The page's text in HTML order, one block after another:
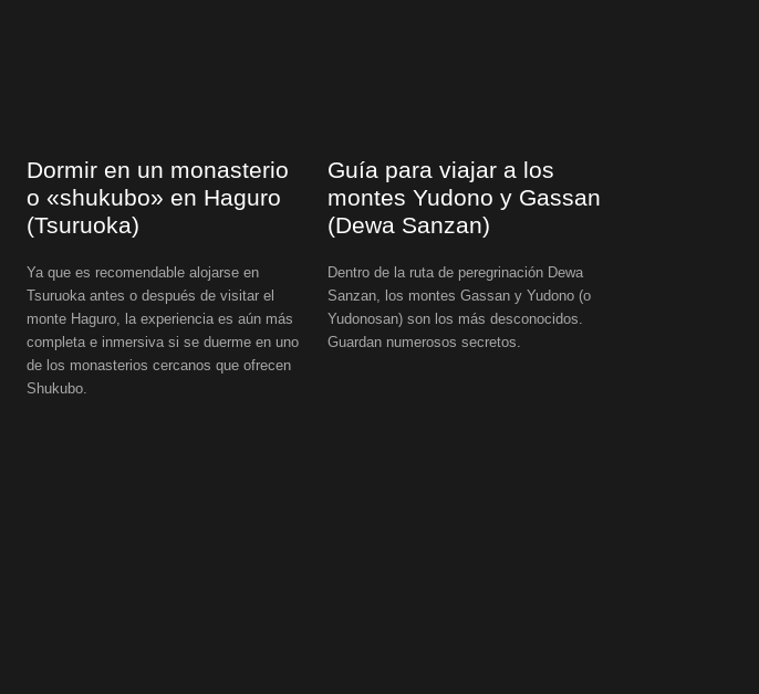
Dormir en un monasterio
o «shukubo» en Haguro
(Tsuruoka)
Ya que es recomendable alojarse en
Tsuruoka antes o después de visitar el
monte Haguro, la experiencia es aún más
completa e inmersiva si se duerme en uno
de los monasterios cercanos que ofrecen
Shukubo.
Guía para viajar a los
montes Yudono y Gassan
(Dewa Sanzan)
Dentro de la ruta de peregrinación Dewa
Sanzan, los montes Gassan y Yudono (o
Yudonosan) son los más desconocidos.
Guardan numerosos secretos.